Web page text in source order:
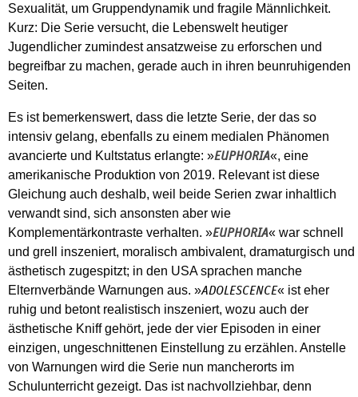
Sexualität, um Gruppendynamik und fragile Männlichkeit.
Kurz: Die Serie versucht, die Lebenswelt heutiger
Jugendlicher zumindest ansatzweise zu erforschen und
begreifbar zu machen, gerade auch in ihren beunruhigenden
Seiten.
Es ist bemerkenswert, dass die letzte Serie, der das so
intensiv gelang, ebenfalls zu einem medialen Phänomen
avancierte und Kultstatus erlangte: »EUPHORIA«, eine
amerikanische Produktion von 2019. Relevant ist diese
Gleichung auch deshalb, weil beide Serien zwar inhaltlich
verwandt sind, sich ansonsten aber wie
Komplementärkontraste verhalten. »EUPHORIA« war schnell
und grell inszeniert, moralisch ambivalent, dramaturgisch und
ästhetisch zugespitzt; in den USA sprachen manche
Elternverbände Warnungen aus. »ADOLESCENCE« ist eher
ruhig und betont realistisch inszeniert, wozu auch der
ästhetische Kniff gehört, jede der vier Episoden in einer
einzigen, ungeschnittenen Einstellung zu erzählen. Anstelle
von Warnungen wird die Serie nun mancherorts im
Schulunterricht gezeigt. Das ist nachvollziehbar, denn